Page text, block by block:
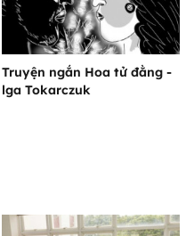
Truyện ngắn Hoa tử đằng -
lga Tokarczuk